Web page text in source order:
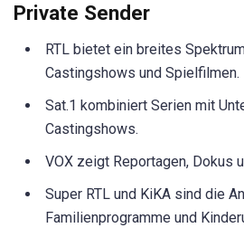
Private Sender
RTL bietet ein breites
Castingshows und Spielfilmen.
Sat.1 kombiniert Serien mit
Castingshows.
VOX zeigt Reportagen, Dokus
Super RTL und KiKA sind die
Familienprogramme und